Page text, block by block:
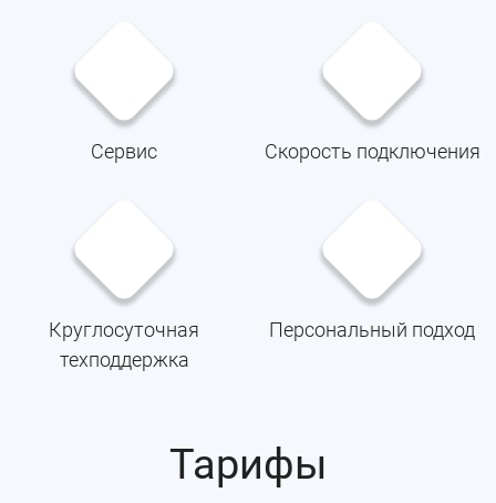
Сервис Скорость подключения
Круглосуточная
техподдержка
Персональный подход
Тарифы